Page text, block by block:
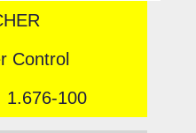
Control
1.676-100